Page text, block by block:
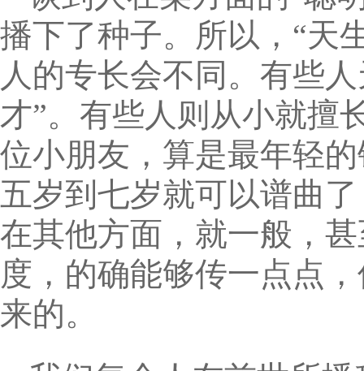
播下了种子。所以，“天
人的专长会不同。有些
才”。有些人则从小就擅
位小朋友，算是最年轻
五岁到七岁就可以谱曲
在其他方面，就一般，
度，的确能够传一点点
来的。